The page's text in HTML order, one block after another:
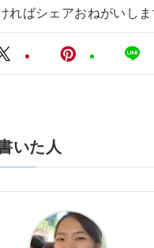
ればシェアおねがいしま
いた人